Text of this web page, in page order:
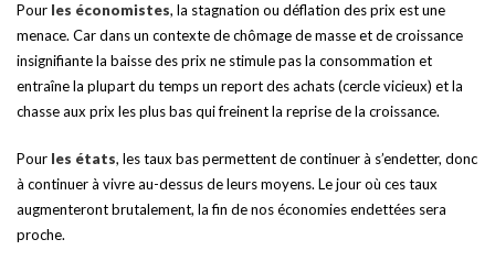
Pour les économistes, la stagnation ou déflation des prix est une
menace. Car dans un contexte de chômage de masse et de croissance
insignifiante la baisse des prix ne stimule pas la consommation et
entraîne la plupart du temps un report des achats (cercle vicieux) et la
chasse aux prix les plus bas qui freinent la reprise de la croissance.
Pour les états, les taux bas permettent de continuer à s’endetter, donc
à continuer à vivre au-dessus de leurs moyens. Le jour où ces taux
augmenteront brutalement, la fin de nos économies endettées sera
proche.